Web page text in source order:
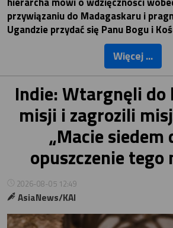
przywiązaniu do Madagaskaru i
Ugandzie przydać się Panu Bogu i
Więcej ...
Indie: Wtargnęli
misji i zagrozili
„Macie siedem
opuszczenie tego
2026-08-05 12:49
AsiaNews/KAI